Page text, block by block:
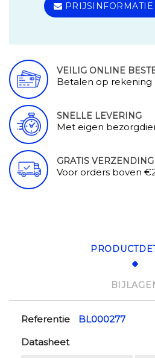
VEILIG ONLINE
Betalen op rekening
SNELLE LEVERING
Met eigen
GRATIS VERZENDING
Voor orders boven
Referentie
BL000277
Datasheet